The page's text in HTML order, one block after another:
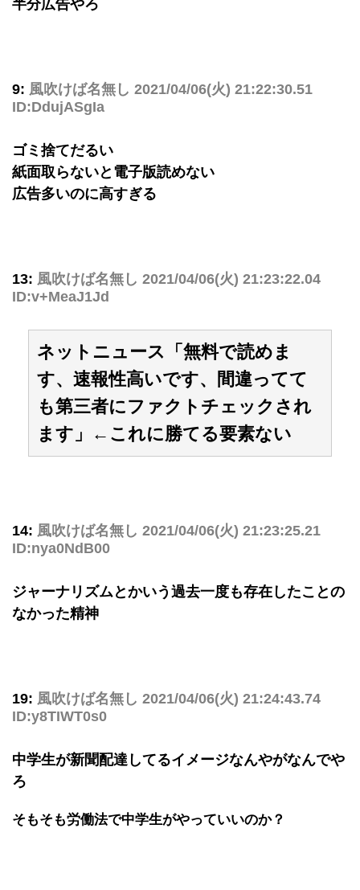
半分広告やろ
9: 風吹けば名無し 2021/04/06(火) 21:22:30.51
ID:DdujASgIa
ゴミ捨てだるい
紙面取らないと電子版読めない
広告多いのに高すぎる
13: 風吹けば名無し 2021/04/06(火) 21:23:22.04
ID:v+MeaJ1Jd
ネットニュース「無料で読めま
す、速報性高いです、間違ってて
も第三者にファクトチェックされ
ます」←これに勝てる要素ない
14: 風吹けば名無し 2021/04/06(火) 21:23:25.21
ID:nya0NdB00
ジャーナリズムとかいう過去一度も存在したことの
なかった精神
19: 風吹けば名無し 2021/04/06(火) 21:24:43.74
ID:y8TIWT0s0
中学生が新聞配達してるイメージなんやがなんでや
ろ
そもそも労働法で中学生がやっていいのか？